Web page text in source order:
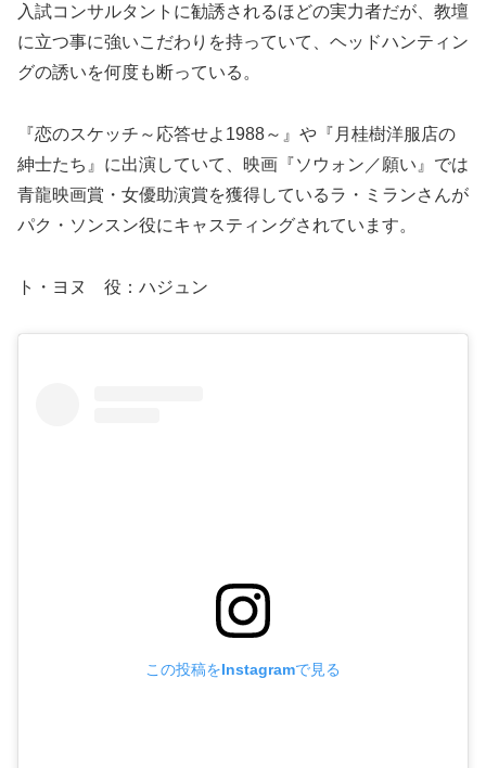
入試コンサルタントに勧誘されるほどの実力者だが、教壇
に立つ事に強いこだわりを持っていて、ヘッドハンティン
グの誘いを何度も断っている。
『恋のスケッチ～応答せよ1988～』や『月桂樹洋服店の
紳士たち』に出演していて、映画『ソウォン／願い』では
青龍映画賞・女優助演賞を獲得しているラ・ミランさんが
パク・ソンスン役にキャスティングされています。
ト・ヨヌ 役：ハジュン
この投稿をInstagramで見る